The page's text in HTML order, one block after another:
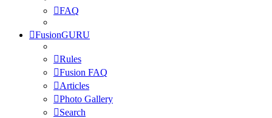
FAQ
FusionGURU
Rules
Fusion FAQ
Articles
Photo Gallery
Search